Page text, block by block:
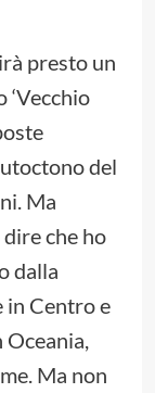
presto un
del
Ma
dire che ho
dalla
in Centro e
Ma non